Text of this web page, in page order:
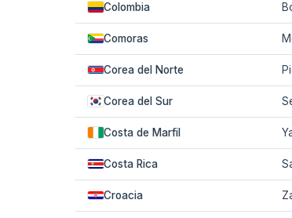
Colombia
Comoras
Corea del Norte
Corea del Sur
Costa de Marfil
Costa Rica
Croacia